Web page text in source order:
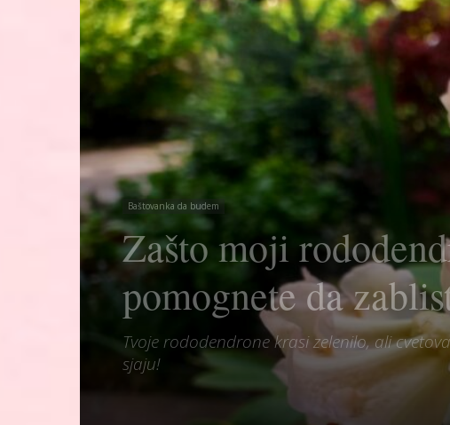
Baštovanka da budem
Zašto moji
pomognete da
Tvoje rododendrone krasi zelenilo, ali
sjaju!